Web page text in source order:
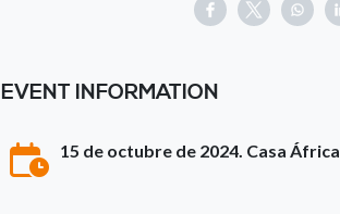
EVENT INFORMATION
15 de octubre de 2024. Casa África